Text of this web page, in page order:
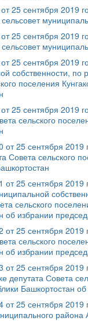
25 сентября 2019
сельсовет
25 сентября 2019
сельсовет
25 сентября 2019
собственности, по
поселения
25 сентября 2019
сельского
25 сентября 2019
Совета сельского
25 сентября 2019
сельского
об избрании
25 сентября 2019
сельского
об избрании
25 сентября 2019
депутата Совета
Башкортостан
25 сентября 2019